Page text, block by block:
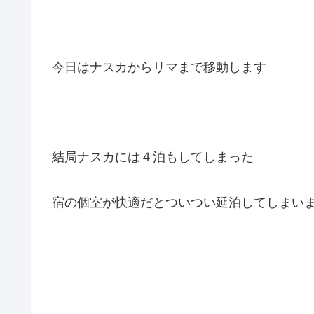
今日はナスカからリマまで移動します
結局ナスカには４泊もしてしまった
宿の個室が快適だとついつい延泊してしまい